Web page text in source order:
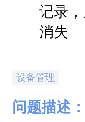
记录
消失
设备管理
问题描述：